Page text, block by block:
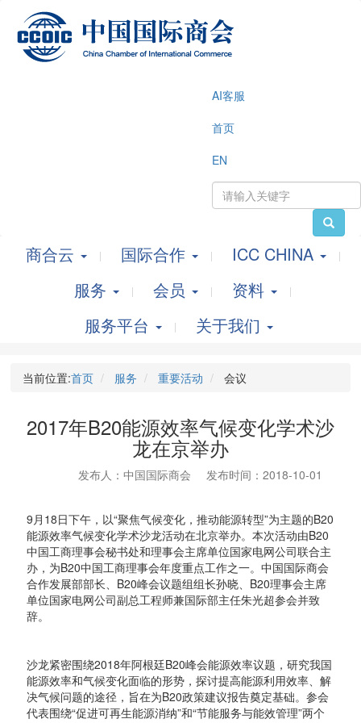
AI客服
首页
EN
商合云 国际合作
ICC CHINA
服务
会员
资料
服务平台
关于我们
当前位置:首页 服务 重要活动 会议
2017年B20能源效率气候变化学术沙
龙在京举办
发布人：中国国际商会 发布时间：2018-10-01
9月18日下午，以“聚焦气候变化，推动能源转型”为主题的B20
能源效率气候变化学术沙龙活动在北京举办。本次活动由B20
中国工商理事会秘书处和理事会主席单位国家电网公司联合主
办，为B20中国工商理事会年度重点工作之一。中国国际商会
合作发展部部长、B20峰会议题组组长孙晓、B20理事会主席
单位国家电网公司副总工程师兼国际部主任朱光超参会并致
辞。
沙龙紧密围绕2018年阿根廷B20峰会能源效率议题，研究我国
能源效率和气候变化面临的形势，探讨提高能源利用效率、解
决气候问题的途径，旨在为B20政策建议报告奠定基础。参会
代表围绕“促进可再生能源消纳”和“节能服务与能效管理”两个